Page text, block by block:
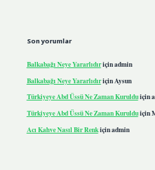
Son yorumlar
Balkabağı Neye Yararlıdıriçinadmin
Balkabağı Neye Yararlıdıriçin Aysun
Türkiyeye Abd Üssü Ne Zaman Kurulduiçin
Türkiyeye Abd Üssü Ne Zaman Kurulduiçin
Acı Kahve Nasıl Bir Renkiçinadmin